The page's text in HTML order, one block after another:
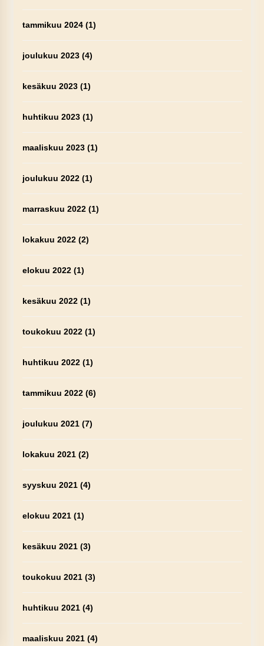
tammikuu 2024(1)
joulukuu 2023(4)
kesäkuu 2023(1)
huhtikuu 2023(1)
maaliskuu 2023(1)
joulukuu 2022(1)
marraskuu 2022(1)
lokakuu 2022(2)
elokuu 2022(1)
kesäkuu 2022(1)
toukokuu 2022(1)
huhtikuu 2022(1)
tammikuu 2022(6)
joulukuu 2021(7)
lokakuu 2021(2)
syyskuu 2021(4)
elokuu 2021(1)
kesäkuu 2021(3)
toukokuu 2021(3)
huhtikuu 2021(4)
maaliskuu 2021(4)